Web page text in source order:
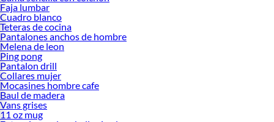
Faja lumbar
Cuadro blanco
Teteras de cocina
Pantalones anchos de hombre
Melena de leon
Ping pong
Pantalon drill
Collares mujer
Mocasines hombre cafe
Baul de madera
Vans grises
11 oz mug